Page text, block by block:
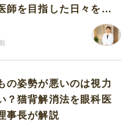
師を目指した日々を振
の姿勢が悪いのは視力
？猫背解消法を眼科医
事長が解説